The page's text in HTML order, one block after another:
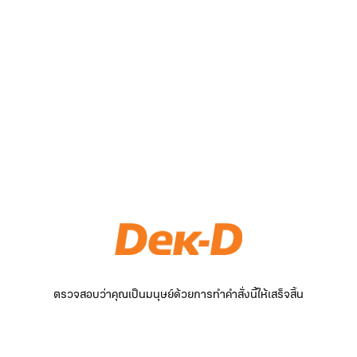
ตรวจสอบว่าคุณเป็นมนุษย์ด้วยการทำคำสั่งนี้ให้เสร็จสิ้น